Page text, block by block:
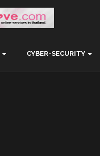
CYBER-SECURITY